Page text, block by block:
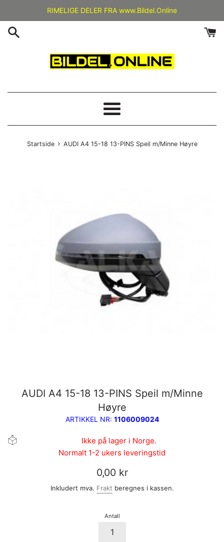
innholdet
RIMELIGE DELER FRA www.Bildel.Online
Meny
Startside › AUDI A4 15-18 13-PINS Speil m/Minne Høyre
AUDI A4 15-18 13-PINS Speil m/Minne
Høyre
ARTIKKEL NR: 1106009024
Ikke på lager i Norge.
Normalt 1-2 ukers leveringstid
Vanlig
pris
0,00 kr
Inkludert mva. Frakt beregnes i kassen.
Antall